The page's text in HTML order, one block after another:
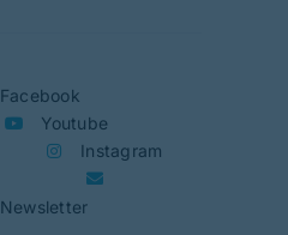
Facebook
Youtube
Instagram
Newsletter